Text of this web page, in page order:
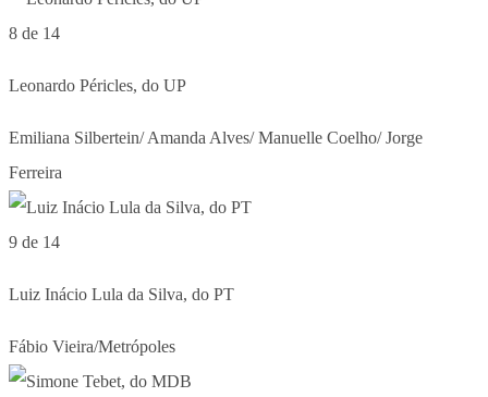
8 de 14
Leonardo Péricles, do UP
Emiliana Silbertein/ Amanda Alves/ Manuelle Coelho/ Jorge
Ferreira
9 de 14
Luiz Inácio Lula da Silva, do PT
Fábio Vieira/Metrópoles